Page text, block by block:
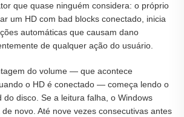
que quase ninguém considera: o próprio
um HD com bad blocks conectado, inicia
automáticas que causam dano
de qualquer ação do usuário.
do volume — que acontece
o HD é conectado — começa lendo o
do disco. Se a leitura falha, o Windows
novo. Até nove vezes consecutivas antes